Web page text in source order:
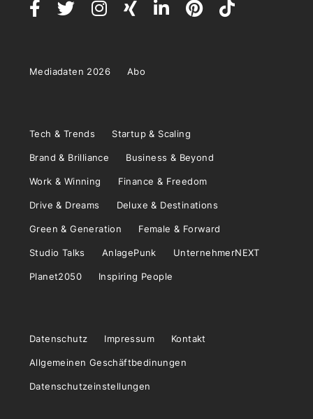
Mediadaten 2026 Abo
Tech & Trends Startup & Scaling
Brand & Brilliance Business & Beyond
Work & Winning Finance & Freedom
Drive & Dreams Deluxe & Destinations
Green & Generation Female & Forward
Studio Talks AnlagePunk UnternehmerNEXT
Planet2050 Inspiring People
Datenschutz Impressum Kontakt
Allgemeinen Geschäftbedinungen
Datenschutzeinstellungen